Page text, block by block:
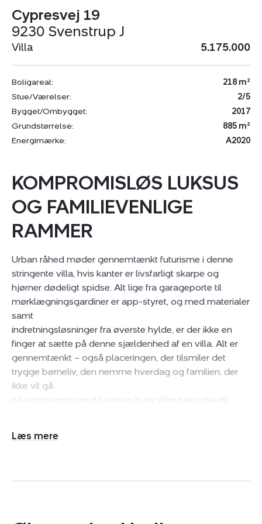
Cypresvej 19
9230 Svenstrup J
Villa 5.175.000
Boligareal:
218 m²
Stue/Værelser:
2/5
Bygget/Ombygget:
2017
Grundstørrelse:
885 m²
Energimærke:
A2020
KOMPROMISLØS LUKSUS
OG FAMILIEVENLIGE
RAMMER
Urban råhed møder gennemtænkt futurisme i denne
stringente villa, hvis kanter er livsfarligt skarpe og
hjørner dødeligt spidse. Alt lige fra garageporte til
mørklægningsgardiner er app-styret, og med materialer
samt
indretningsløsninger fra øverste hylde, er der ikke en
finger at sætte på denne sjældenhed af en villa. Alt er
gennemtænkt – også placeringen, der tilsmiler det
trygge børneliv, den nemme hverdag og familien, der
ikke vil gå
på kompromis med hverken byliv eller naturglæde.
‘Kompromis’ forsvinder i det hele taget fra jeres
alle rum, skal I ikke bekymre jer om hverken privatliv